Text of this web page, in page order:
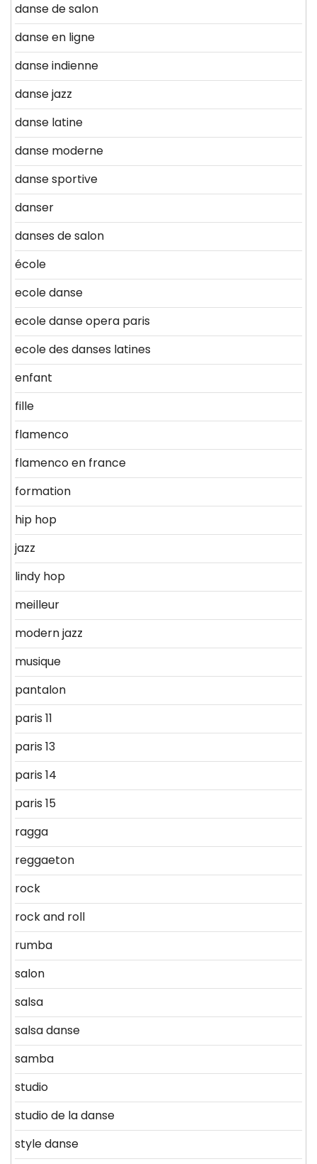
danse de salon
danse en ligne
danse indienne
danse jazz
danse latine
danse moderne
danse sportive
danser
danses de salon
école
ecole danse
ecole danse opera paris
ecole des danses latines
enfant
fille
flamenco
flamenco en france
formation
hip hop
jazz
lindy hop
meilleur
modern jazz
musique
pantalon
paris 11
paris 13
paris 14
paris 15
ragga
reggaeton
rock
rock and roll
rumba
salon
salsa
salsa danse
samba
studio
studio de la danse
style danse